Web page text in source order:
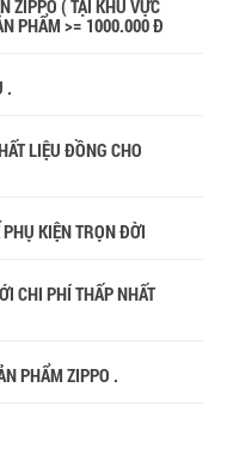
ZIPPO ( TẠI KHU VỰC
PHẨM >= 1000.000 Đ
.
LIỆU ĐỒNG CHO
KIỆN TRỌN ĐỜI
CHI PHÍ THẤP NHẤT
PHẨM ZIPPO .